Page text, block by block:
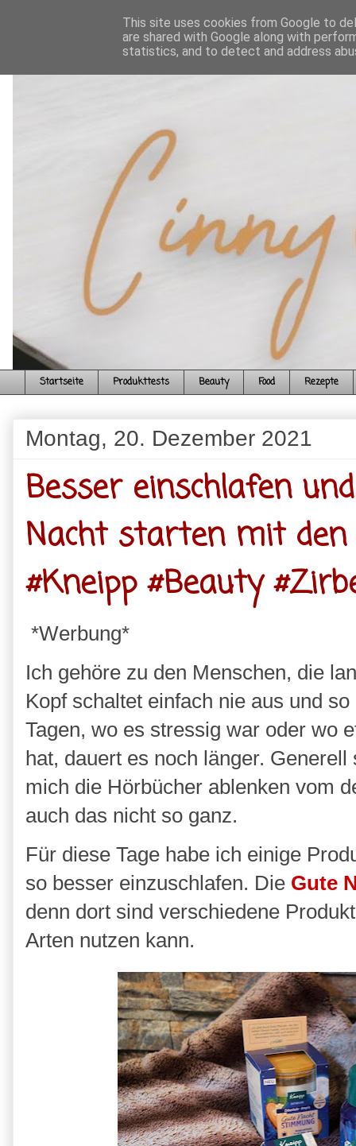
Startseite Produkttests Beauty Food Rezepte
Montag, 20. Dezember 2021
Besser einschlafen
Nacht starten mit den
#Kneipp #Beauty
*Werbung*
Ich gehöre zu den Menschen, die
Kopf schaltet einfach nie aus und
Tagen, wo es stressig war oder wo
hat, dauert es noch länger.
mich die Hörbücher ablenken vom
auch das nicht so ganz.
Für diese Tage habe ich einige
so besser einzuschlafen. Die Gute
denn dort sind verschiedene
Arten nutzen kann.
This site uses cookies from Google to
are shared with Google along with
statistics, and to detect and address